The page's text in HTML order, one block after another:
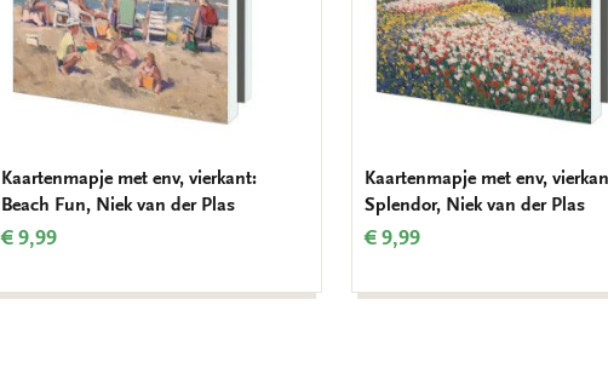
Kaartenmapje met env, vierkant:
Beach Fun, Niek van der Plas
€ 9,99
Kaartenmapje met env,
Splendor, Niek van der Plas
€ 9,99